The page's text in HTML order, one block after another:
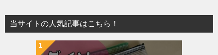
当サイトの人気記事はこちら！